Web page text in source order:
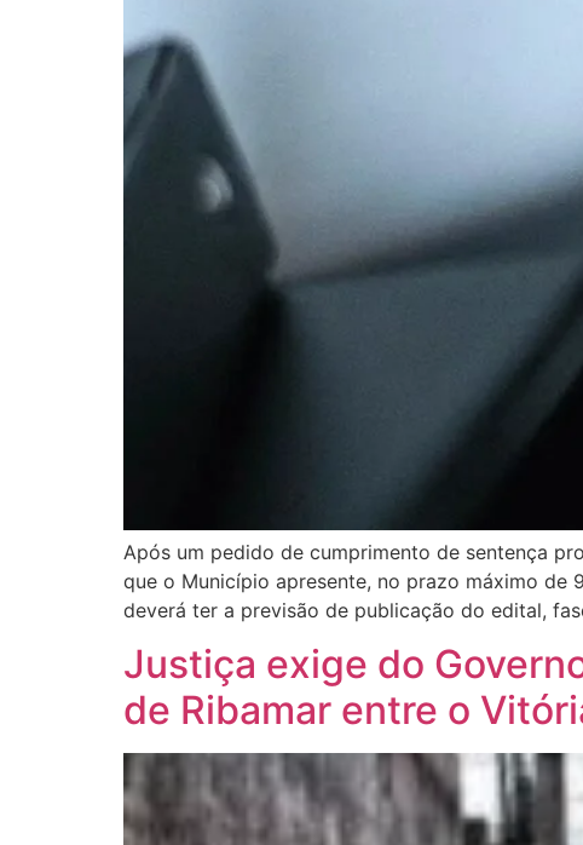
Após um pedido de cumprimento de sentença
que o Município apresente, no prazo máximo
deverá ter a previsão de publicação do edital,
Justiça exige do
de Ribamar entre o